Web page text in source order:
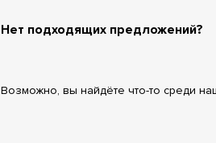
Нет подходящих предложений?
Возможно, вы найдёте что-то среди